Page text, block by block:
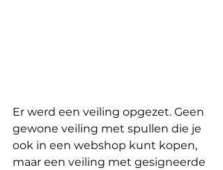
Er werd een veiling opgezet. Geen
gewone veiling met spullen die je
ook in een webshop kunt kopen,
maar een veiling met gesigneerde